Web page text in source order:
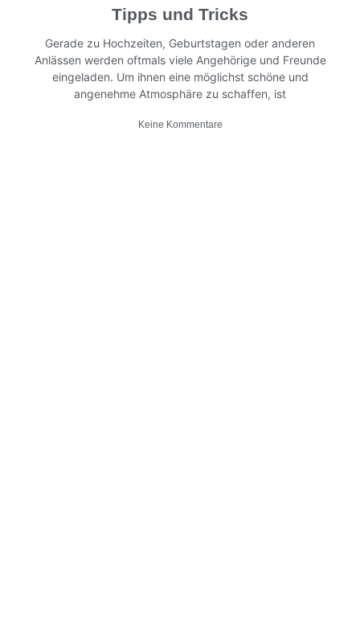
Tipps und Tricks
Gerade zu Hochzeiten, Geburtstagen oder anderen
Anlässen werden oftmals viele Angehörige und Freunde
eingeladen. Um ihnen eine möglichst schöne und
angenehme Atmosphäre zu schaffen, ist
Keine Kommentare